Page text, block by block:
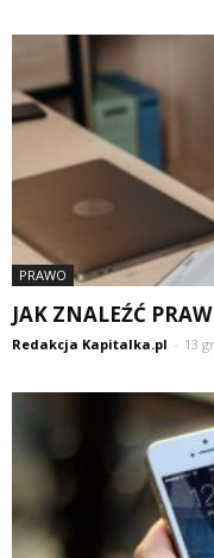
PRAWO
JAK ZNALEŹĆ
Redakcja Kapitalka.pl - 13